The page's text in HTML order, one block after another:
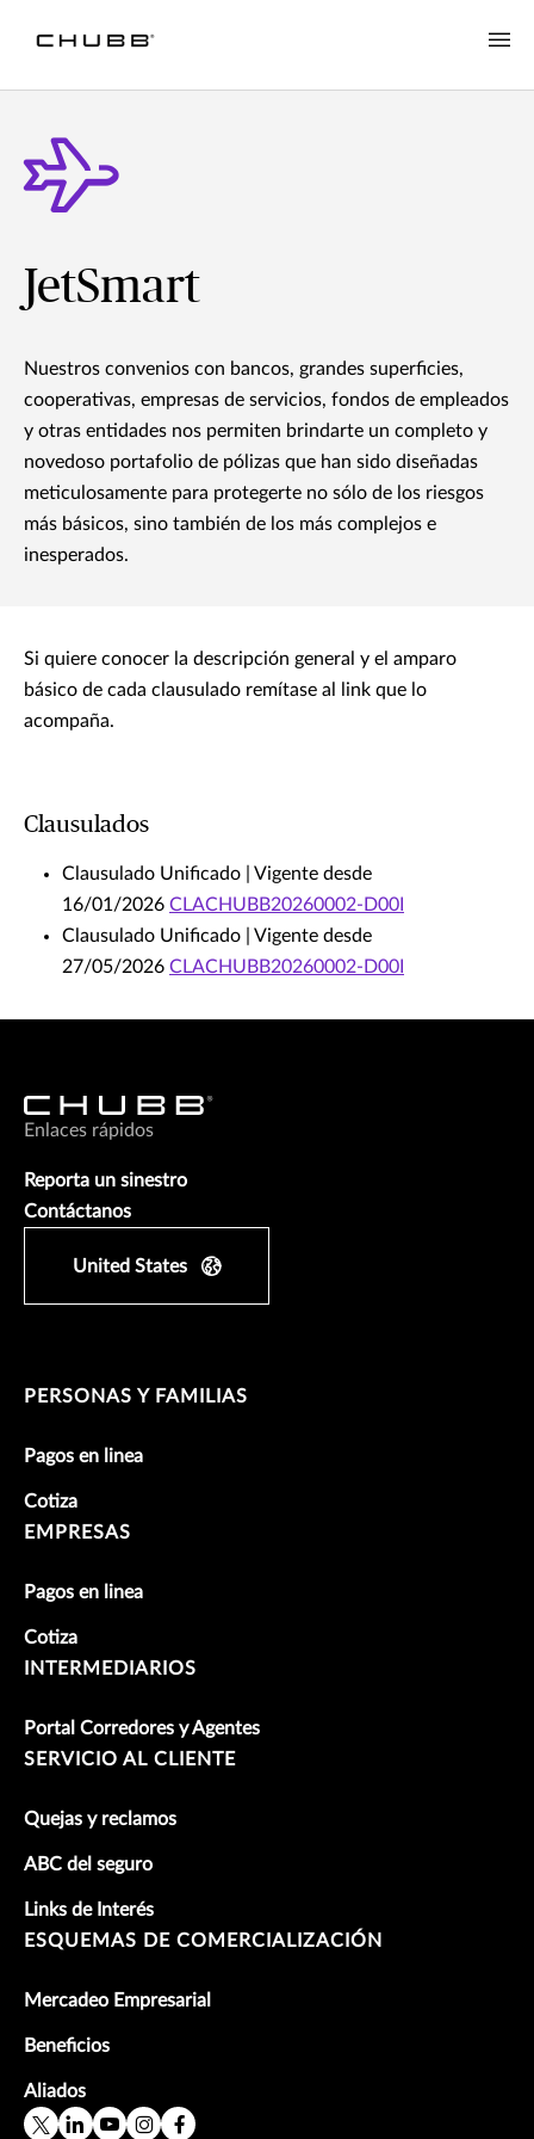
JetSmart
Nuestros convenios con bancos, grandes superficies,
cooperativas, empresas de servicios, fondos de empleados
y otras entidades nos permiten brindarte un completo y
novedoso portafolio de pólizas que han sido diseñadas
meticulosamente para protegerte no sólo de los riesgos
más básicos, sino también de los más complejos e
inesperados.
Si quiere conocer la descripción general y el amparo
básico de cada clausulado remítase al link que lo
acompaña.
Clausulados
Clausulado Unificado | Vigente desde
16/01/2026 CLACHUBB20260002-D00I
Clausulado Unificado | Vigente desde
27/05/2026 CLACHUBB20260002-D00I
Enlaces rápidos
Reporta un sinestro
Contáctanos
United States
PERSONAS Y FAMILIAS
Pagos en linea
Cotiza
EMPRESAS
Pagos en linea
Cotiza
INTERMEDIARIOS
Portal Corredores y Agentes
SERVICIO AL CLIENTE
Quejas y reclamos
ABC del seguro
Links de Interés
ESQUEMAS DE COMERCIALIZACIÓN
Mercadeo Empresarial
Beneficios
Aliados